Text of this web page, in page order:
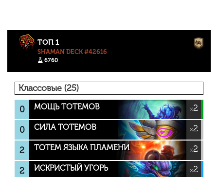
ТОП 1
SHAMAN DECK #42616
6760
Классовые (25)
0
МОЩЬ ТОТЕМОВ ×2
0 СИЛА ТОТЕМОВ ×2
2 ТОТЕМ ЯЗЫКА ПЛАМЕНИ ×2
2 ИСКРИСТЫЙ УГОРЬ ×2